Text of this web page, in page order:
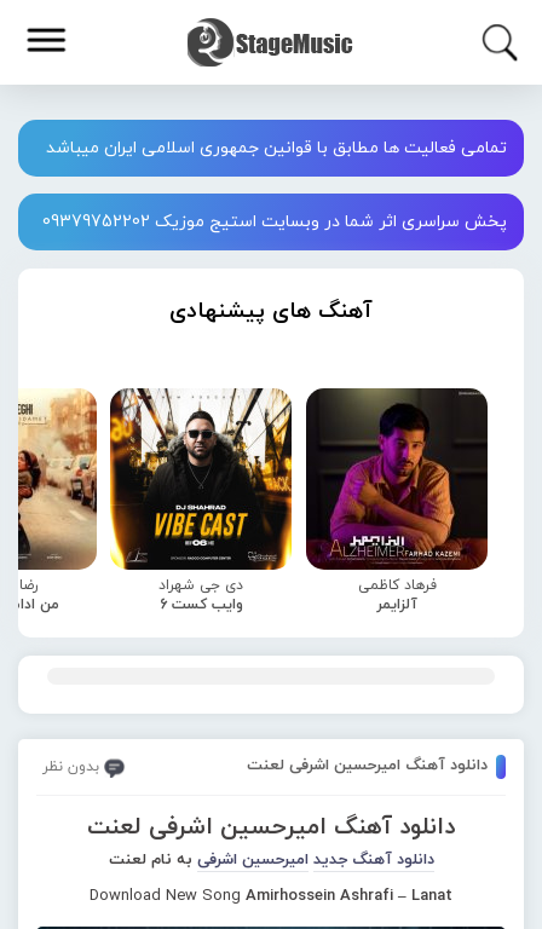
تمامی فعالیت ها مطابق با قوانین جمهوری اسلامی ایران میباشد
پخش سراسری اثر شما در وبسایت استیج موزیک 09379752202
آهنگ های پیشنهادی
فرهاد کاظمی
آلزایمر
دی جی شهراد
وایب کست 6
رضا
من
دانلود آهنگ امیرحسین اشرفی لعنت بدون نظر
دانلود آهنگ امیرحسین اشرفی لعنت
دانلود آهنگ جدید امیرحسین اشرفی به نام لعنت
Download New Song Amirhossein Ashrafi – Lanat